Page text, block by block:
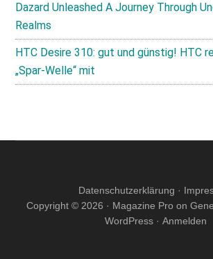
Dazard Unleashed A Journey Through
Realms
HTC Desire 310: gut und günstig! HTC
„Spar-Welle“ mit
Datenschutzerklärung ·
Copyright © 2026 · Magazine Pro on
WordPress· Anmelden